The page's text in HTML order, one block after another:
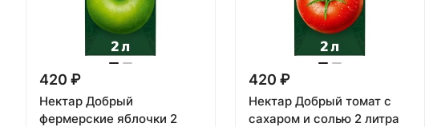
420 ₽
Нектар Добрый
фермерские яблочки 2
420 ₽
Нектар Добрый томат с
сахаром и солью 2 литра